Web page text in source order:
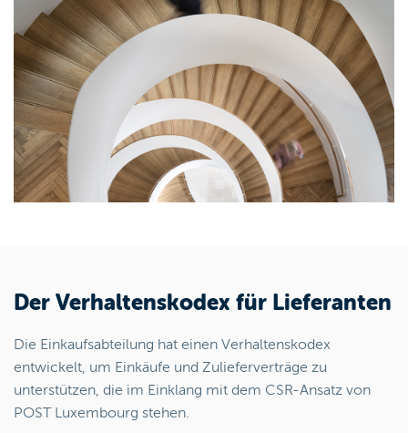
Der Verhaltenskodex für Lieferanten
Die Einkaufsabteilung hat einen Verhaltenskodex
entwickelt, um Einkäufe und Zulieferverträge zu
unterstützen, die im Einklang mit dem CSR-Ansatz von
POST Luxembourg stehen.